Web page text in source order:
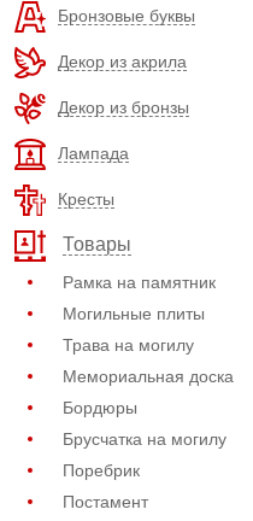
Бронзовые буквы
Декор из акрила
Декор из бронзы
Лампада
Кресты
Товары
Рамка на памятник
Могильные плиты
Трава на могилу
Мемориальная доска
Бордюры
Брусчатка на могилу
Поребрик
Постамент